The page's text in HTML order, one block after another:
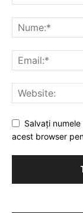
Salvați
acest browser